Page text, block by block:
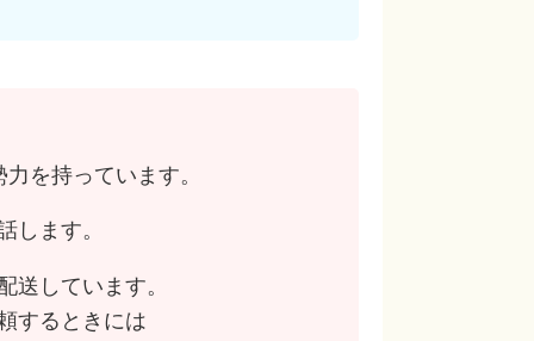
を持っています。
します。
送しています。
するときには